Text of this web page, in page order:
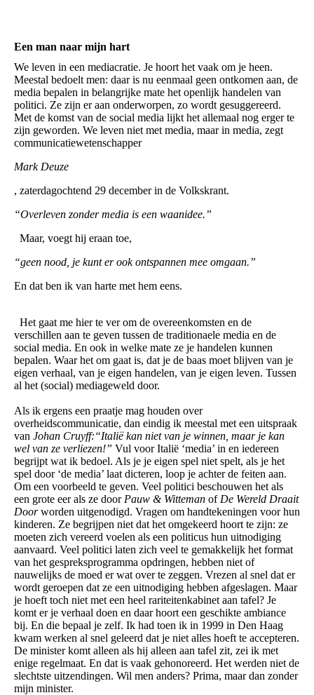
Een man naar mijn hart
We leven in een mediacratie. Je hoort het vaak om je heen.
Meestal bedoelt men: daar is nu eenmaal geen ontkomen aan, de
media bepalen in belangrijke mate het openlijk handelen van
politici. Ze zijn er aan onderworpen, zo wordt gesuggereerd.
Met de komst van de social media lijkt het allemaal nog erger te
zijn geworden. We leven niet met media, maar in media, zegt
communicatiewetenschapper
Mark Deuze
, zaterdagochtend 29 december in de Volkskrant.
“Overleven zonder media is een waanidee.”
Maar, voegt hij eraan toe,
“geen nood, je kunt er ook ontspannen mee omgaan.”
En dat ben ik van harte met hem eens.
Het gaat me hier te ver om de overeenkomsten en de
verschillen aan te geven tussen de traditionaele media en de
social media. En ook in welke mate ze je handelen kunnen
bepalen. Waar het om gaat is, dat je de baas moet blijven van je
eigen verhaal, van je eigen handelen, van je eigen leven. Tussen
al het (social) mediageweld door.
Als ik ergens een praatje mag houden over
overheidscommunicatie, dan eindig ik meestal met een uitspraak
van Johan Cruyff:“Italië kan niet van je winnen, maar je kan
wel van ze verliezen!” Vul voor Italië ‘media’ in en iedereen
begrijpt wat ik bedoel. Als je je eigen spel niet spelt, als je het
spel door ‘de media’ laat dicteren, loop je achter de feiten aan.
Om een voorbeeld te geven. Veel politici beschouwen het als
een grote eer als ze door Pauw & Witteman of De Wereld Draait
Doorworden uitgenodigd. Vragen om handtekeningen voor hun
kinderen. Ze begrijpen niet dat het omgekeerd hoort te zijn: ze
moeten zich vereerd voelen als een politicus hun uitnodiging
aanvaard. Veel politici laten zich veel te gemakkelijk het format
van het gespreksprogramma opdringen, hebben niet of
nauwelijks de moed er wat over te zeggen. Vrezen al snel dat er
wordt geroepen dat ze een uitnodiging hebben afgeslagen. Maar
je hoeft toch niet met een heel rariteitenkabinet aan tafel? Je
komt er je verhaal doen en daar hoort een geschikte ambiance
bij. En die bepaal je zelf. Ik had toen ik in 1999 in Den Haag
kwam werken al snel geleerd dat je niet alles hoeft te accepteren.
De minister komt alleen als hij alleen aan tafel zit, zei ik met
enige regelmaat. En dat is vaak gehonoreerd. Het werden niet de
slechtste uitzendingen. Wil men anders? Prima, maar dan zonder
mijn minister.